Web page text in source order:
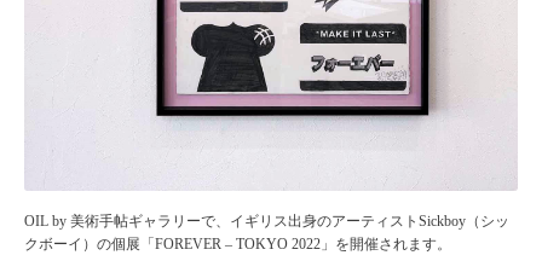
OIL by 美術⼿帖ギャラリーで、イギリス出⾝のアーティストSickboy（シッ
クボーイ）の個展「FOREVER – TOKYO 2022」を開催されます。